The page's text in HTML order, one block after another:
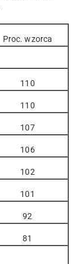
Proc. wzorca
110
110
107
106
102
101
92
81